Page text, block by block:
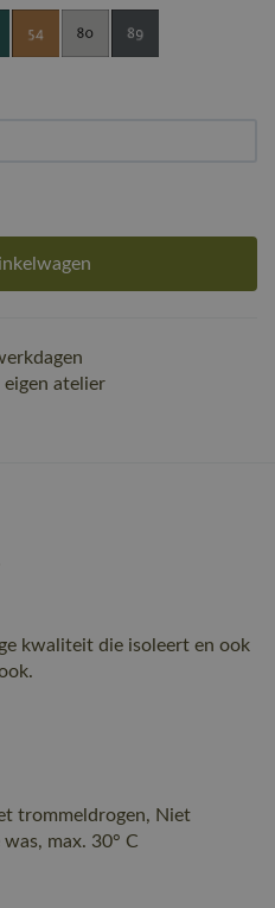
atelier
kwaliteit die isoleert en ook
trommeldrogen, Niet
max. 30° C